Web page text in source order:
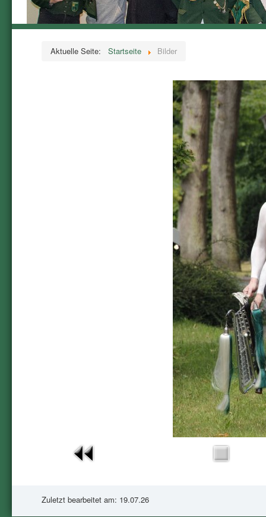
Aktuelle Seite: Startseite Bilder
Zuletzt bearbeitet am: 19.07.26